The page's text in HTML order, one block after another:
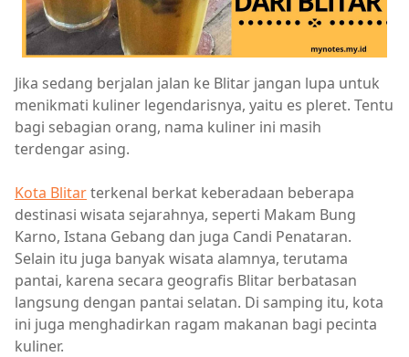
Jika sedang berjalan jalan ke Blitar jangan lupa untuk
menikmati kuliner legendarisnya, yaitu es pleret. Tentu
bagi sebagian orang, nama kuliner ini masih
terdengar asing.
Kota Blitarterkenal berkat keberadaan beberapa
destinasi wisata sejarahnya, seperti Makam Bung
Karno, Istana Gebang dan juga Candi Penataran.
Selain itu juga banyak wisata alamnya, terutama
pantai, karena secara geografis Blitar berbatasan
langsung dengan pantai selatan. Di samping itu, kota
ini juga menghadirkan ragam makanan bagi pecinta
kuliner.